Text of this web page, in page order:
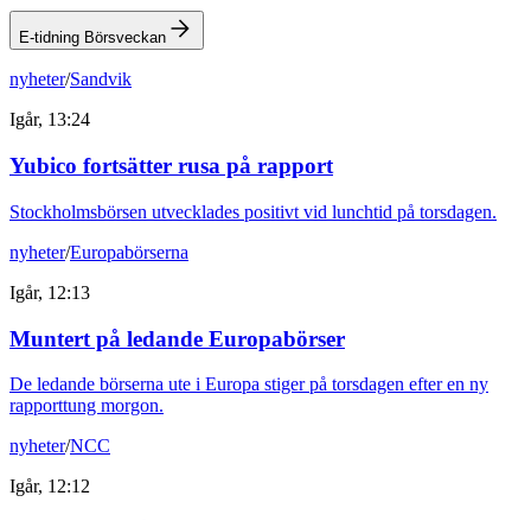
E-tidning Börsveckan
nyheter/Sandvik
Igår, 13:24
Yubico fortsätter rusa på rapport
Stockholmsbörsen utvecklades positivt vid lunchtid på torsdagen.
nyheter/Europabörserna
Igår, 12:13
Muntert på ledande Europabörser
De ledande börserna ute i Europa stiger på torsdagen efter en ny
rapporttung morgon.
nyheter/NCC
Igår, 12:12